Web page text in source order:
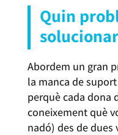
Quin
Abordem un gran
la manca de
perquè cada dona
coneixement què
nadó) des de dues